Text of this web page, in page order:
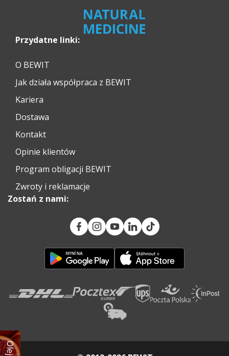
Przydatne linki:
O BEWIT
Jak działa współpraca z BEWIT
Kariera
Dostawa
Kontakt
Opinie klientów
Program obligacji BEWIT
Zwroty i reklamacje
Zostań z nami: